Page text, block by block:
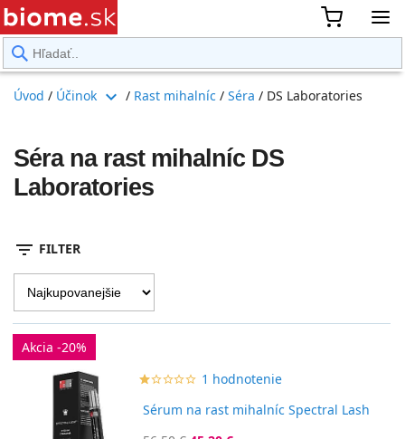
Úvod / Účinok expand_more / Rast mihalníc / Séra / DS Laboratories
Séra na rast mihalníc DS
Laboratories
filter_list FILTER
Akcia -20%
star_borderstar_borderstar_borderstar_borderstar_border
starstarstarstarstar 1 hodnotenie
Sérum na rast mihalníc Spectral Lash